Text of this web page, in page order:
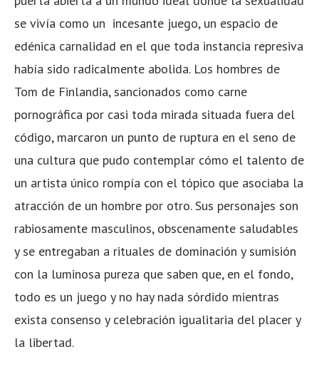
se vivía como un incesante juego, un espacio de
edénica carnalidad en el que toda instancia represiva
había sido radicalmente abolida. Los hombres de
Tom de Finlandia, sancionados como carne
pornográfica por casi toda mirada situada fuera del
código, marcaron un punto de ruptura en el seno de
una cultura que pudo contemplar cómo el talento de
un artista único rompía con el tópico que asociaba la
atracción de un hombre por otro. Sus personajes son
rabiosamente masculinos, obscenamente saludables
y se entregaban a rituales de dominación y sumisión
con la luminosa pureza que saben que, en el fondo,
todo es un juego y no hay nada sórdido mientras
exista consenso y celebración igualitaria del placer y
la libertad.